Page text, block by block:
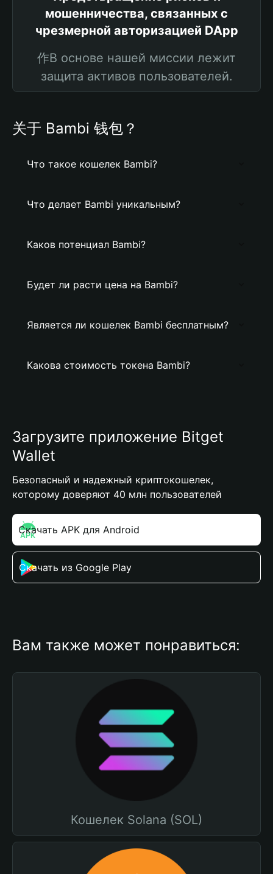
мошенничества, связанных с
чрезмерной авторизацией DApp
作В основе нашей миссии лежит
защита активов пользователей.
关于 Bambi 钱包？
Что такое кошелек Bambi?
Что делает Bambi уникальным?
Каков потенциал Bambi?
Будет ли расти цена на Bambi?
Является ли кошелек Bambi бесплатным?
Какова стоимость токена Bambi?
Загрузите приложение Bitget
Wallet
Безопасный и надежный криптокошелек,
которому доверяют 40 млн пользователей
Скачать APK для Android
Скачать из Google Play
Вам также может понравиться:
Кошелек Solana (SOL)